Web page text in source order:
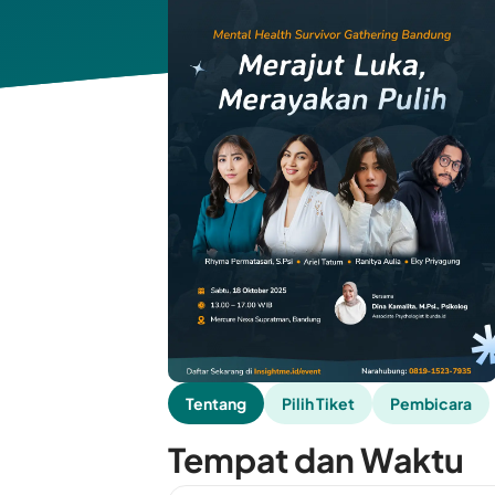
Tentang Pilih Tiket Pembicara
Tempat dan Waktu